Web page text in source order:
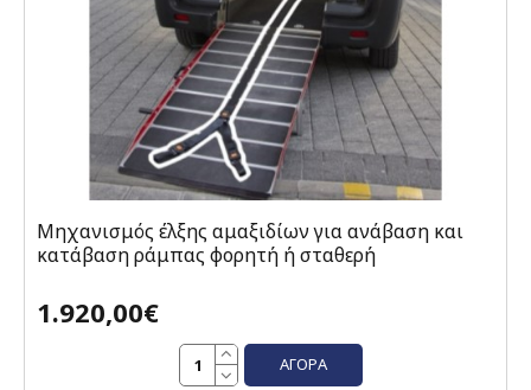
Μηχανισμός έλξης αμαξιδίων για ανάβαση και
κατάβαση ράμπας φορητή ή σταθερή
1.920,00€
ΑΓΟΡΆ